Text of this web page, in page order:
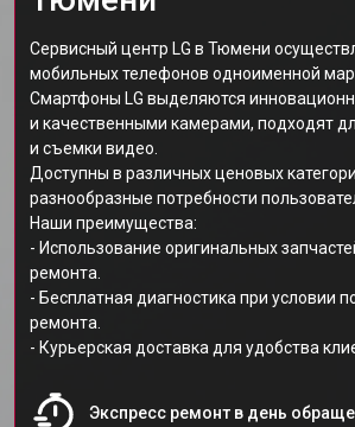
Сервисный центр LG в Тюмени
мобильных телефонов одноименной
Смартфоны LG выделяются
и качественными камерами, подходят
и съемки видео.
Доступны в различных ценовых
разнообразные потребности
Наши преимущества:
- Использование оригинальных
ремонта.
- Бесплатная диагностика при условии
ремонта.
- Курьерская доставка для удобства
Экспресс ремонт в день